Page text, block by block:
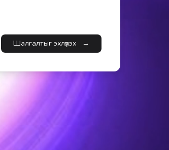
Шалгалтыг эхлүүлэх →